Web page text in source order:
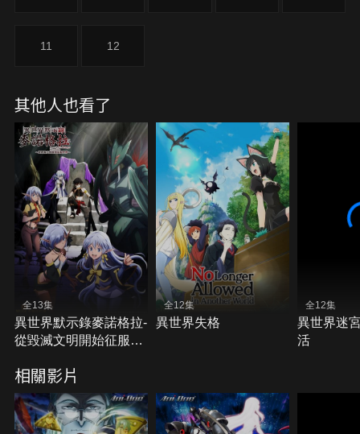
11 12
其他人也看了
全13集
異世界默示錄麥諾格拉-
從毀滅文明開始征服世
全12集
異世界失格
全12集
異世界迷
活
相關影片